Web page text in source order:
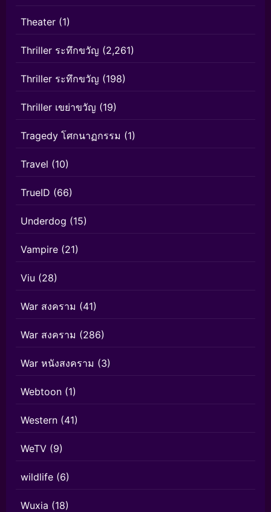
Theater (1)
Thriller ระทึกขวัญ (2,261)
Thriller ระทึกขวัญ (198)
Thriller เขย่าขวัญ (19)
Tragedy โศกนาฏกรรม (1)
Travel (10)
TrueID (66)
Underdog (15)
Vampire (21)
Viu (28)
War สงคราม (41)
War สงคราม (286)
War หนังสงคราม (3)
Webtoon (1)
Western (41)
WeTV (9)
wildlife (6)
Wuxia (18)